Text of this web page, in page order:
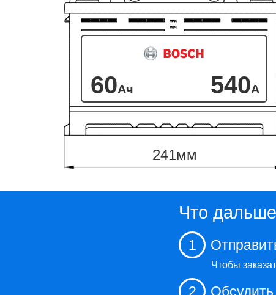
60Ач 540А
241мм
Что
1
Чтобы
2